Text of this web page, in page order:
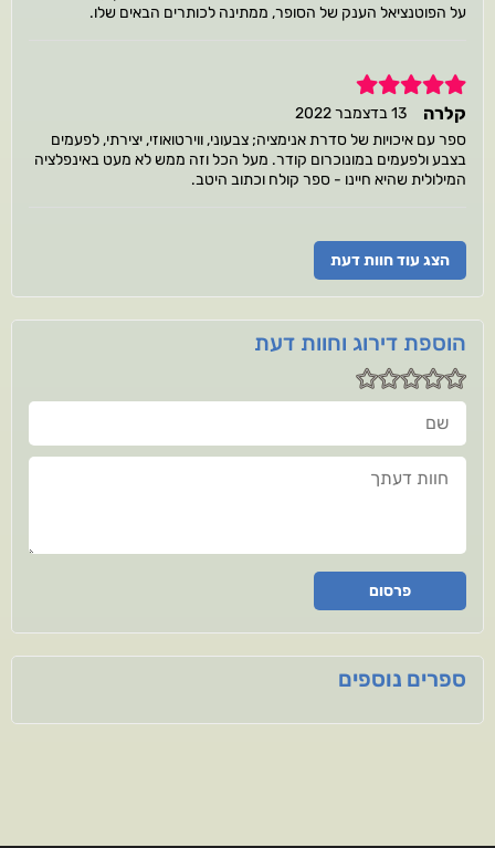
על הפוטנציאל הענק של הסופר, ממתינה לכותרים הבאים שלו.
5
קלרה
13 בדצמבר 2022
ספר עם איכויות של סדרת אנימציה; צבעוני, ווירטואוזי, יצירתי, לפעמים
בצבע ולפעמים במונוכרום קודר. מעל הכל וזה ממש לא מעט באינפלציה
המילולית שהיא חיינו - ספר קולח וכתוב היטב.
הצג עוד חוות דעת
הוספת דירוג וחוות דעת
שם
חוות דעתך
פרסום
ספרים נוספים